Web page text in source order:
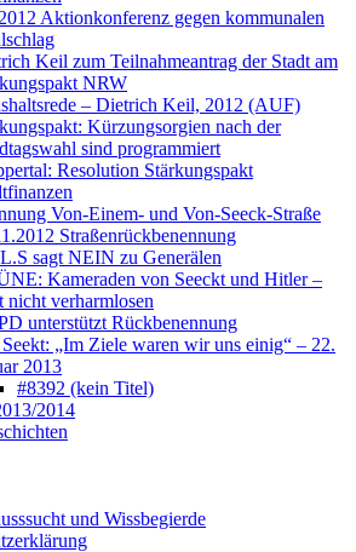
Aktionkonferenz gegen kommunalen
Keil zum Teilnahmeantrag der Stadt am
NRW
– Dietrich Keil, 2012 (AUF)
Kürzungsorgien nach der
sind programmiert
Resolution Stärkungspakt
Von-Einem- und Von-Seeck-Straße
Straßenrückbenennung
sagt NEIN zu Generälen
Kameraden von Seeckt und Hitler –
nicht verharmlosen
unterstützt Rückbenennung
„Im Ziele waren wir uns einig“ – 22.
2013
#8392 (kein Titel)
2014
und Wissbegierde